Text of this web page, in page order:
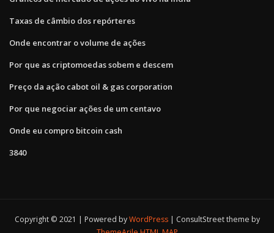
Taxas de câmbio dos repórteres
Onde encontrar o volume de ações
Por que as criptomoedas sobem e descem
Preço da ação cabot oil & gas corporation
Por que negociar ações de um centavo
Onde eu compro bitcoin cash
3840
Copyright © 2021 | Powered byWordPress
ConsultStreet theme by